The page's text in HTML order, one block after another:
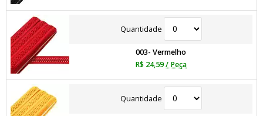
Quantidade
003- Vermelho
R$ 24,59/ Peça
Quantidade